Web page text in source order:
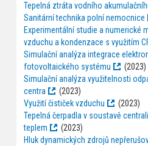
Tepelná ztráta vodního
Sanitární technika polní nemocnice
Experimentální studie a numerické
vzduchu a kondenzace s využitím
Simulační analýza integrace
fotovoltaického systému
(2023)
Simulační analýza využitelnosti
centra
(2023)
Využití čističek vzduchu
(2023)
Tepelná čerpadla v soustavě
teplem
(2023)
Hluk dynamických zdrojů